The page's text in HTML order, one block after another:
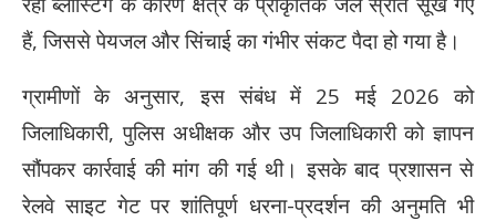
हैं, जिससे पेयजल और सिंचाई का गंभीर संकट पैदा हो गया है।
ग्रामीणों के अनुसार, इस संबंध में 25 मई 2026 को
जिलाधिकारी, पुलिस अधीक्षक और उप जिलाधिकारी को ज्ञापन
सौंपकर कार्रवाई की मांग की गई थी। इसके बाद प्रशासन से
रेलवे साइट गेट पर शांतिपूर्ण धरना-प्रदर्शन की अनुमति भी